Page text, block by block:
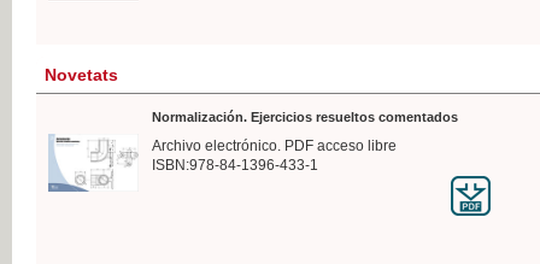
Novetats
Normalización. Ejercicios resueltos comentados
Archivo electrónico. PDF acceso libre
ISBN:978-84-1396-433-1